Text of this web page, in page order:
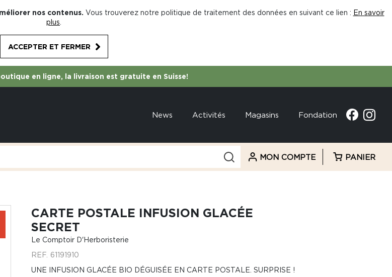
nos contenus. Vous trouverez notre politique de traitement des données en suivant ce lien : En savoir
plus
ACCEPTER ET FERMER
en ligne, la livraison est gratuite en Suisse!
News Activités Magasins Fondation
MON COMPTE PANIER
CARTE POSTALE INFUSION GLACÉE
SECRET
Le Comptoir D'Herboristerie
REF. 61191910
UNE INFUSION GLACÉE BIO DÉGUISÉE EN CARTE POSTALE. SURPRISE !